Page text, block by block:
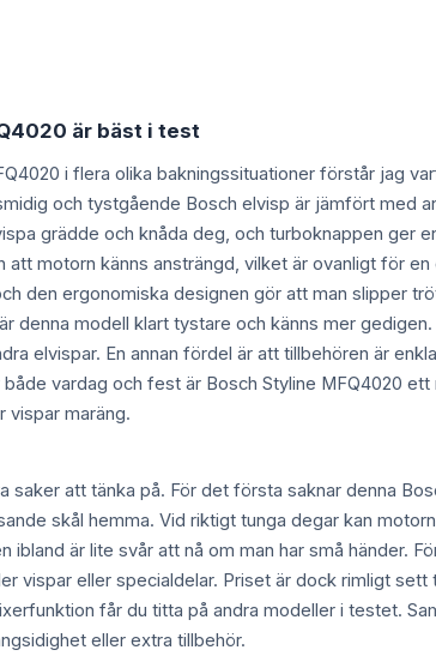
är bäst i test
i flera olika bakningssituationer förstår jag
och tystgående Bosch elvisp är jämfört med
grädde och knåda deg, och turboknappen ger
att motorn känns ansträngd, vilket är ovanligt för
den ergonomiska designen gör att man slipper
denna modell klart tystare och känns mer
elvispar. En annan fördel är att tillbehören är
vardag och fest är Bosch Styline MFQ4020
vispar maräng.
att tänka på. För det första saknar denna
skål hemma. Vid riktigt tunga degar kan
är lite svår att nå om man har små händer.
eller specialdelar. Priset är dock rimligt
får du titta på andra modeller i testet.
eller extra tillbehör.